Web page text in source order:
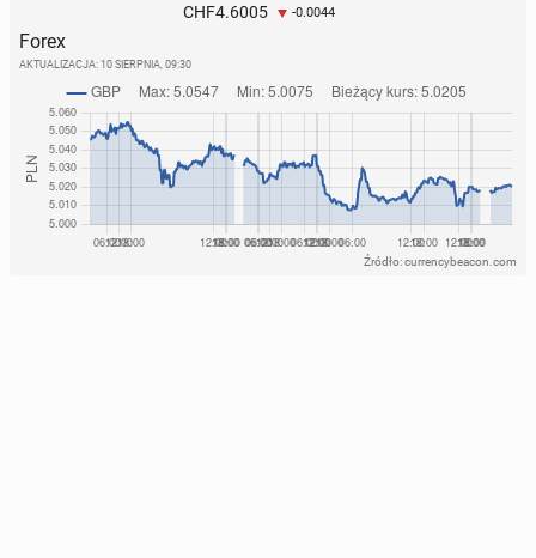
CHF4.6005 -0.0044
Forex
AKTUALIZACJA: 10 SIERPNIA, 09:30
Źródło: currencybeacon.com